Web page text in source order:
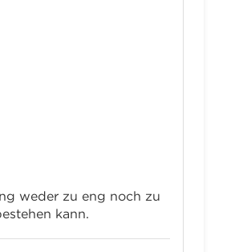
weder zu eng noch zu
kann.